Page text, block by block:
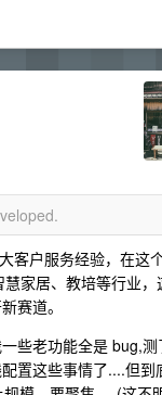
客户服务经验，在这
家居、教培等行业，
赛道。
些老功能全是 bug,测
置这些事情了....但到